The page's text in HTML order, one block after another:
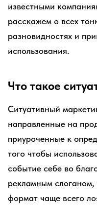
известными
расскажем о всех
разновидностях и
использования.
Что такое
Ситуативный
направленные на
приуроченные к
того чтобы
событие себе во
рекламным
формат чаще всего